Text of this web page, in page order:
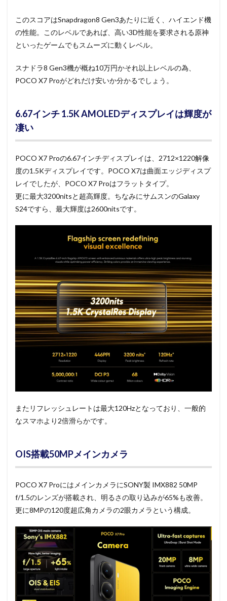
このスコアはSnapdragon8 Gen3あたりに近く、ハイエンド機
の性能。このレベルであれば、高い3D性能を要求される原神
といったゲームでもスムーズに動くレベル。
スナドラ8 Gen3機が概ね10万円かそれ以上レベルの為、
POCO X7 Proがどれだけ安いか分かるでしょう。
6.67インチ 1.5K AMOLEDディスプレイは輝度が
凄い
POCO X7 Proの6.67インチディスプレイは、2712×1220解像
度の1.5Kディスプレイです。POCO X7は曲面エッジディスプ
レイでしたが、POCO X7 Proはフラットタイプ。
更に最大3200nitsと超高輝度。ちなみにサムスンのGalaxy
S24ですら、最大輝度は2600nitsです。
またリフレッシュレートは最大120Hzとなっており、一般的
なスマホより2倍滑らかです。
OIS搭載50MPメインカメラ
POCO X7 ProにはメインカメラにSONY製 IMX882 50MP
f/1.5のレンズが搭載され、明るさの取り込みが65%も改善。
更に8MPの120度超広角カメラの2眼カメラという構成。